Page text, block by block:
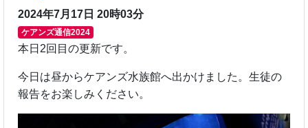
2024年7月17日 20時03分
ケアンズ通信2024
本日2回目の更新です。
今日は昼からケアンズ水族館へ出かけました。生徒の
報告をお楽しみください。